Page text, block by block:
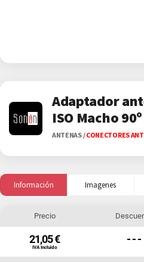
Adaptador
ISO Macho 90º
ANTENAS/CONECTORES
Información Imagenes
Precio
21,05 €
IVA Incluido
- - -